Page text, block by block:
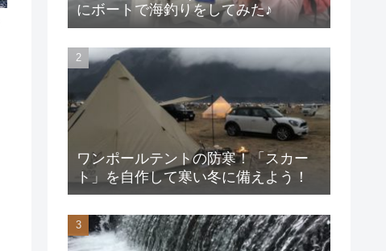
にボートで海釣りをしてみた♪
ワンポールテントの防寒！「スカー
ト」を自作して寒い冬に備えよう！